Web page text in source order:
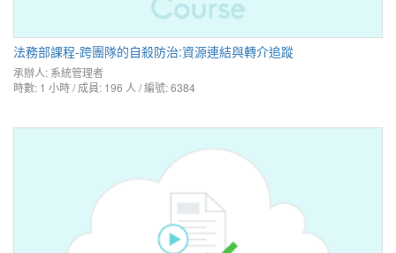
法務部課程-跨團隊的自殺防治:資源連結與轉介追蹤
承辦人: 系統管理者
時數: 1 小時 / 成員: 196 人 / 編號: 6384